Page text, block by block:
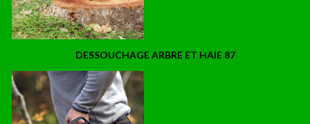
DESSOUCHAGE ARBRE ET HAIE 87